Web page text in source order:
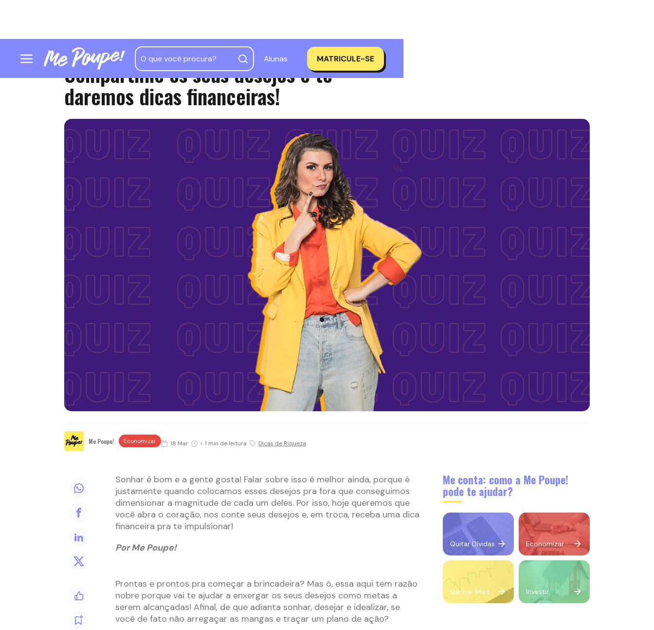
Alunas MATRICULE-SE
Compartilhe os seus desejos e te
daremos dicas financeiras!
Me Poupe! Economizar 18 Mar < 1 min de leitura Dicas de Riqueza
Sonhar é bom e a gente gosta! Falar sobre isso é melhor ainda, porque é
justamente quando colocamos esses desejos pra fora que conseguimos
dimensionar a magnitude de cada um deles. Por isso, hoje queremos que
você abra o coração, nos conte seus desejos e, em troca, receba uma dica
financeira pra te impulsionar!
Por Me Poupe!
Prontas e prontos pra começar a brincadeira? Mas ó, essa aqui tem razão
nobre porque vai te ajudar a enxergar os seus desejos como metas a
serem alcançadas! Afinal, de que adianta sonhar, desejar e idealizar, se
você de fato não arregaçar as mangas e traçar um plano de ação?
Me conta: como a Me Poupe!
pode te ajudar?
Quitar Dívidas Economizar
Ganhar Mais Investir